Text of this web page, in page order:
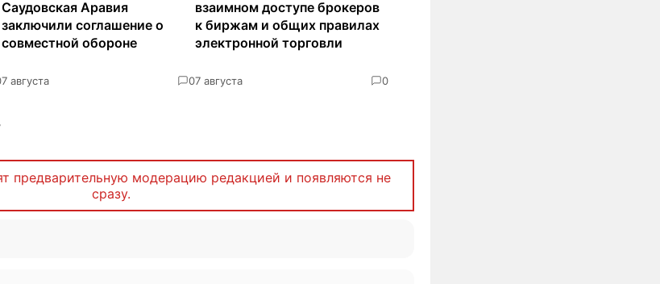
Саудовская Аравия
заключили соглашение о
совместной обороне
7 августа 0
взаимном доступе брокеров
к биржам и общих правилах
электронной торговли
7 августа 0
предварительную модерацию редакцией и появляются не
сразу.